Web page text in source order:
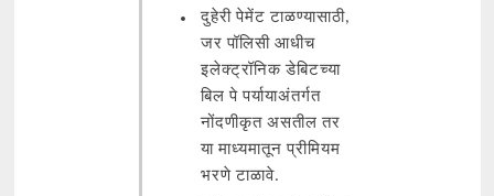
दुहेरी पेमेंट टाळण्यासाठी,
जर पॉलिसी आधीच
इलेक्ट्रॉनिक डेबिटच्या
बिल पे पर्यायाअंतर्गत
नोंदणीकृत असतील तर
या माध्यमातून प्रीमियम
भरणे टाळावे.